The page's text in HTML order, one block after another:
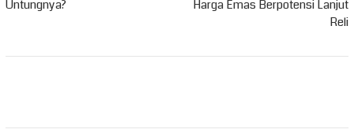
Untungnya?
Harga Emas Berpotensi Lanjut
Reli